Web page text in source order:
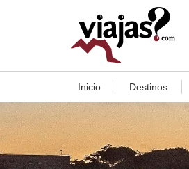
Inicio Destinos